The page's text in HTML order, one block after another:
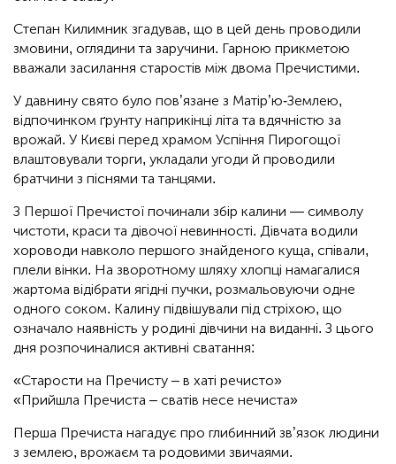
Степан Килимник згадував, що в цей день проводили
змовини, оглядини та заручини. Гарною прикметою
вважали засилання старостів між двома Пречистими.
У давнину свято було пов’язане з Матір’ю-Землею,
відпочинком ґрунту наприкінці літа та вдячністю за
врожай. У Києві перед храмом Успіння Пирогощої
влаштовували торги, укладали угоди й проводили
братчини з піснями та танцями.
З Першої Пречистої починали збір калини — символу
чистоти, краси та дівочої невинності. Дівчата водили
хороводи навколо першого знайденого куща, співали,
плели вінки. На зворотному шляху хлопці намагалися
жартома відібрати ягідні пучки, розмальовуючи одне
одного соком. Калину підвішували під стріхою, що
означало наявність у родині дівчини на виданні. З цього
дня розпочиналися активні сватання:
«Старости на Пречисту – в хаті речисто»
«Прийшла Пречиста – сватів несе нечиста»
Перша Пречиста нагадує про глибинний зв’язок людини
з землею, врожаєм та родовими звичаями.